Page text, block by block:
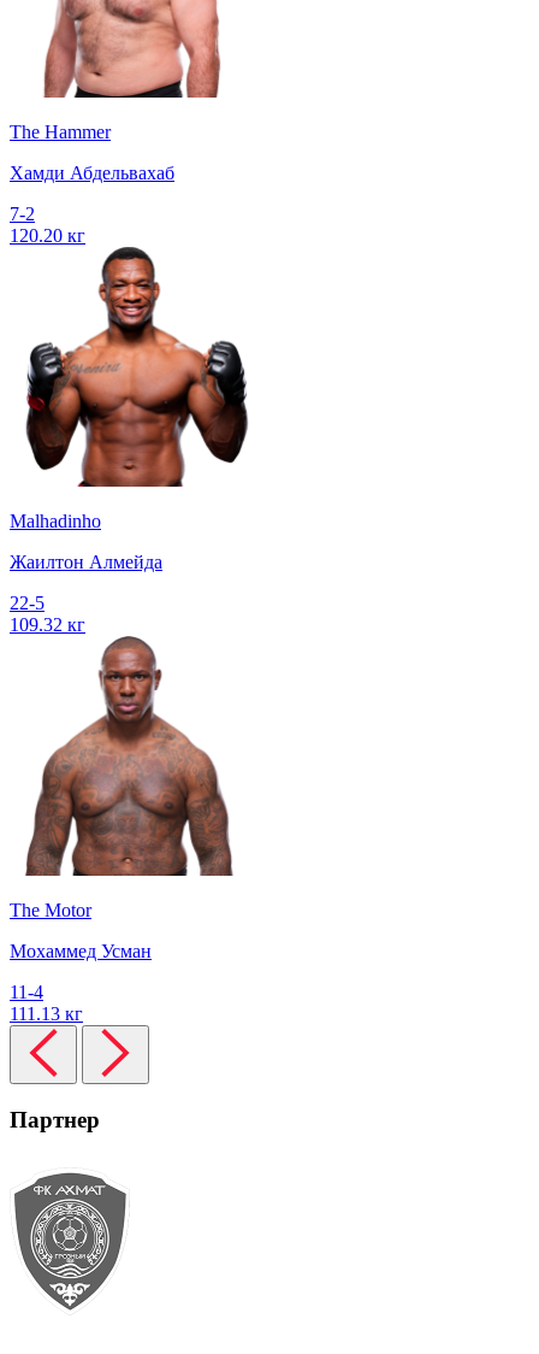
The Hammer
Хамди Абдельвахаб
7-2
120.20 кг
Malhadinho
Жаилтон Алмейда
22-5
109.32 кг
The Motor
Мохаммед Усман
11-4
111.13 кг
Партнер